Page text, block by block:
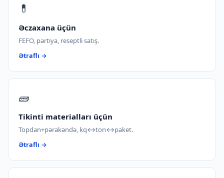
💊
Əczaxana üçün
FEFO, partiya, reseptli satış.
Ətraflı →
🧱
Tikinti materialları üçün
Topdan+pərakəndə, kq↔ton↔paket.
Ətraflı →